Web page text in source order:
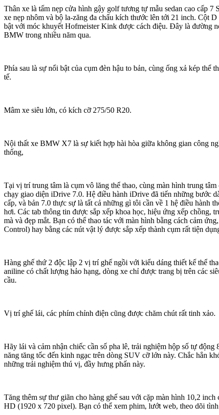
Thân xe là tấm nẹp cửa hình gậy golf tương tự mẫu sedan cao cấp 7
xe nẹp nhôm và bộ la-zăng đa chấu kích thước lên tới 21 inch. Cột
bật với móc khuyết Hofmeister Kink được cách điệu. Đây là đường
BMW trong nhiều năm qua.
Phía sau là sự nổi bật của cụm đèn hậu to bản, cùng ống xả kép thể
tế.
Mâm xe siêu lớn, có kích cỡ 275/50 R20.
Nội thất xe BMW X7 là sự kiết hợp hài hòa giữa không gian công
thống,
Tại vị trí trung tâm là cụm vô lăng thể thao, cùng màn hình trung
chạy giao diện iDrive 7.0. Hệ điều hành iDrive đã tiến những bước
cấp, và bản 7.0 thực sự là tất cả những gì tôi cần về 1 hệ điều hành
hơi. Các tab thông tin được sắp xếp khoa học, hiệu ứng xếp chồng,
mà và đẹp mắt. Bạn có thể thao tác với màn hình bằng cách cảm
Control) hay bằng các nút vật lý được sắp xếp thành cụm rất tiện
Hàng ghế thứ 2 độc lập 2 vị trí ghế ngồi với kiểu dáng thiết kế thể
aniline có chất lượng hảo hạng, dòng xe chỉ được trang bị trên các
cầu.
Vị trí ghế lái, các phím chỉnh điện cũng được chăm chút rất tinh xảo.
Hãy lái và cảm nhận chiếc cần số pha lê, trải nghiệm hộp số tự động
năng tăng tốc đến kinh ngạc trên dòng SUV cỡ lớn này. Chắc hẳn
những trải nghiệm thú vị, đầy hưng phấn này.
Tăng thêm sự thư giãn cho hàng ghế sau với cặp màn hình 10,2
HD (1920 x 720 pixel). Bạn có thể xem phim, lướt web, theo dõi